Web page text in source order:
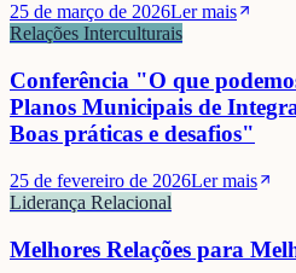
25 de março de 2026Ler mais
Relações Interculturais
Conferência "O que
Planos Municipais de
Boas práticas e desafios"
25 de fevereiro de 2026Ler mais
Liderança Relacional
Melhores Relações para